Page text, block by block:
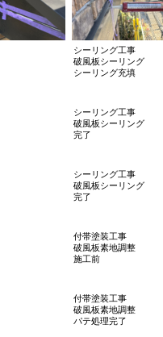
マスキングテープ貼り
破風板シーリング
シーリング充填